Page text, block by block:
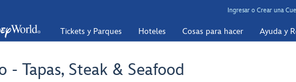
Ingresar o Crear una
Tickets y Parques Hoteles Cosas para hacer Ayuda y
- Tapas, Steak & Seafood